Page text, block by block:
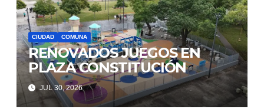
CIUDAD COMUNA
RENOVADOS JUEGOS EN
PLAZA CONSTITUCIÓN
JUL 30, 2026